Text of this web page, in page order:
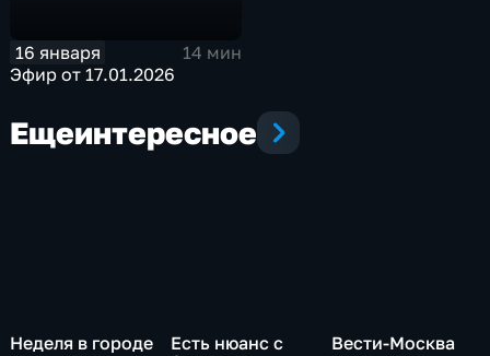
16 января
14 мин
Эфир от 17.01.2026
Ещеинтересное
Неделя в городе
Есть нюанс с
Вести-Москва